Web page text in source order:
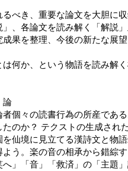
べき、重要な論文を大胆に収
、各論文を読み解く「解説
果を整理、今後の新たな展望
何か、という物語を読み解
論
個々の読書行為の所産であ
のか？ テクストの生成され
仙境に見立てる漢詩文と物
う。楽の音の相承から錯綜
」「音」「救済」の「主題